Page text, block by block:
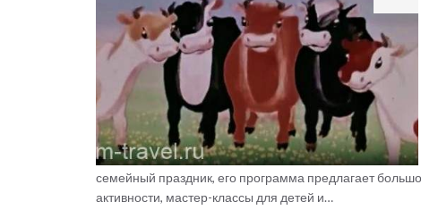
семейный праздник, его программа предлагает
активности, мастер-классы для детей и…